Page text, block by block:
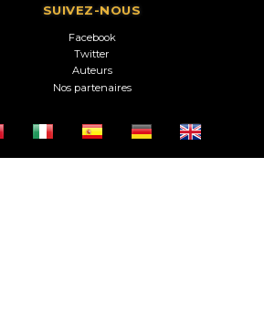
SUIVEZ-NOUS
Facebook
Twitter
Auteurs
Nos partenaires